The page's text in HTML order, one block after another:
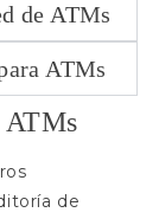
de ATMs
ATMs
ATMs
de